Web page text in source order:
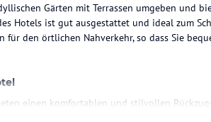
Gärten mit Terrassen umgeben und
Hotels ist gut ausgestattet und ideal zum
für den örtlichen Nahverkehr, so dass Sie
einen komfortablen und stilvollen
Ihrem Zimmer aus. Das Hotel verfügt über